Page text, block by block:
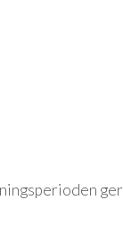
ger